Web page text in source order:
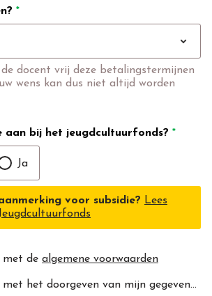
*
expand_more
docent vrij deze betalingstermijnen
wens kan dus niet altijd worden
aan bij het jeugdcultuurfonds? *
Ja
voor subsidie? Lees
met de algemene voorwaarden
Ik ga akkoord met het doorgeven van mijn gegevens aan de toekomstige docent(e).